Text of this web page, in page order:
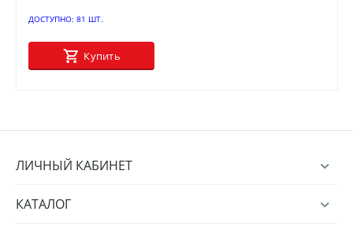
ДОСТУПНО: 81 ШТ.
Купить
ЛИЧНЫЙ КАБИНЕТ
КАТАЛОГ